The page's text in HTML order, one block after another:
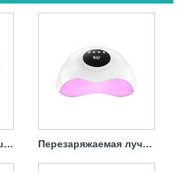
Перезаряжаемая сушилка для ногтей УФ-лампа 90 Вт Перезаряжаемая лучшая лампа для сушки ногтей 120 Вт